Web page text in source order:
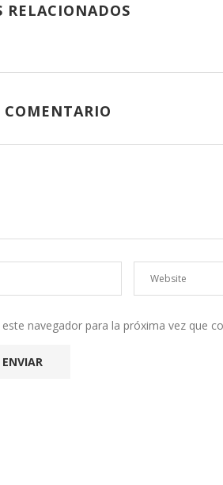
RELACIONADOS
COMENTARIO
navegador para la próxima vez que